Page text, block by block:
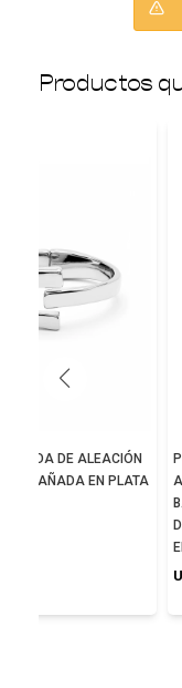
Productos
RIGIDA DE ALEACIÓN
BAÑADA EN PLATA